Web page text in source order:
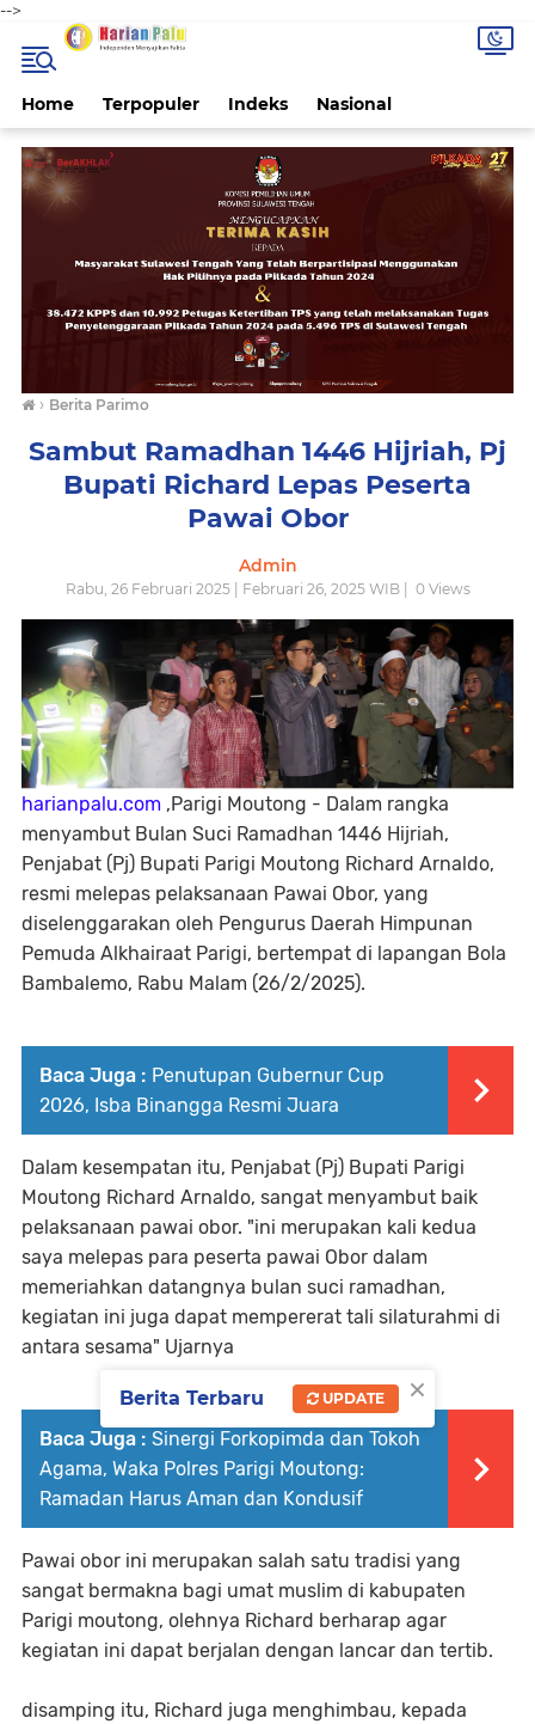
-->
Home Terpopuler Indeks Nasional
› Berita Parimo
Sambut Ramadhan 1446 Hijriah, Pj
Bupati Richard Lepas Peserta
Pawai Obor
Admin
Rabu, 26 Februari 2025 | Februari 26, 2025 WIB | 0Views
harianpalu.com ,Parigi Moutong - Dalam rangka
menyambut Bulan Suci Ramadhan 1446 Hijriah,
Penjabat (Pj) Bupati Parigi Moutong Richard Arnaldo,
resmi melepas pelaksanaan Pawai Obor, yang
diselenggarakan oleh Pengurus Daerah Himpunan
Pemuda Alkhairaat Parigi, bertempat di lapangan Bola
Bambalemo, Rabu Malam (26/2/2025).
Baca Juga : Penutupan Gubernur Cup
2026, Isba Binangga Resmi Juara
Dalam kesempatan itu, Penjabat (Pj) Bupati Parigi
Moutong Richard Arnaldo, sangat menyambut baik
pelaksanaan pawai obor. "ini merupakan kali kedua
saya melepas para peserta pawai Obor dalam
memeriahkan datangnya bulan suci ramadhan,
kegiatan ini juga dapat mempererat tali silaturahmi di
antara sesama" Ujarnya
Baca Juga : Sinergi Forkopimda dan Tokoh
Agama, Waka Polres Parigi Moutong:
Ramadan Harus Aman dan Kondusif
Pawai obor ini merupakan salah satu tradisi yang
sangat bermakna bagi umat muslim di kabupaten
Parigi moutong, olehnya Richard berharap agar
kegiatan ini dapat berjalan dengan lancar dan tertib.
disamping itu, Richard juga menghimbau, kepada
×
Berita Terbaru UPDATE